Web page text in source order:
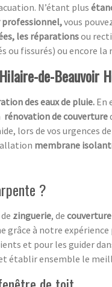
N’étant plus
vous
les réparationsou
ou fissurés) ou encore la r
de-Beauvoir
des eaux de pluie.En
rénovation de couverture
lors de vos urgences
membrane
?
zinguerie, de couverture
grâce à notre
et pour les guider
et établir ensemble le